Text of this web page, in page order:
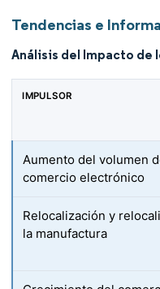
Tendencias e
Análisis del Impacto de
IMPULSOR
Aumento del volumen
comercio electrónico
Relocalización y
la manufactura